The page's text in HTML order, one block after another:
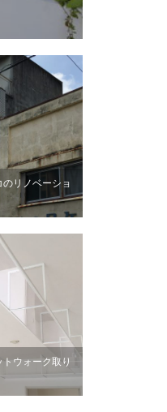
リノベーショ
ウォーク取り